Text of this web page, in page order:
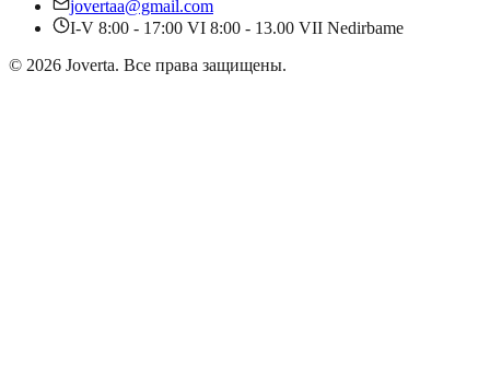
jovertaa@gmail.com
I-V 8:00 - 17:00 VI 8:00 - 13.00 VII Nedirbame
© 2026 Joverta. Все права защищены.